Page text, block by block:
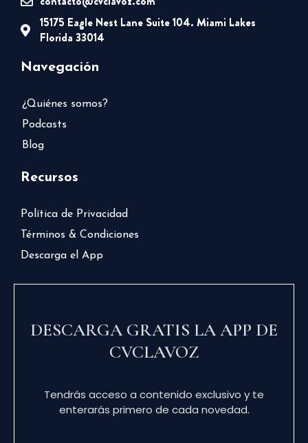
15175 Eagle Nest Lane Suite 104. Miami Lakes
Florida 33014
Navegación
¿Quiénes somos?
Podcasts
Blog
Recursos
Política de Privacidad
Términos & Condiciones
Descarga el App
DESCARGA GRATIS LA APP DE
CVCLAVOZ
Tendrás acceso a contenido exclusivo y te
enterarás primero de cada novedad.